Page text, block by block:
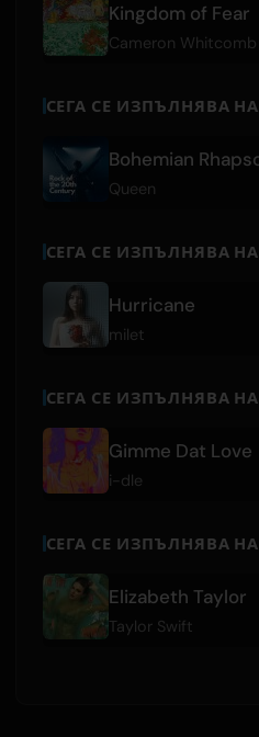
Kingdom of Fear
Cameron Whitcomb
СЕГА СЕ ИЗПЪЛНЯВА НА
Queen
СЕГА СЕ ИЗПЪЛНЯВА НА
Hurricane
milet
СЕГА СЕ ИЗПЪЛНЯВА НА
Gimme Dat Love
i-dle
СЕГА СЕ ИЗПЪЛНЯВА НА
Elizabeth Taylor
Taylor Swift